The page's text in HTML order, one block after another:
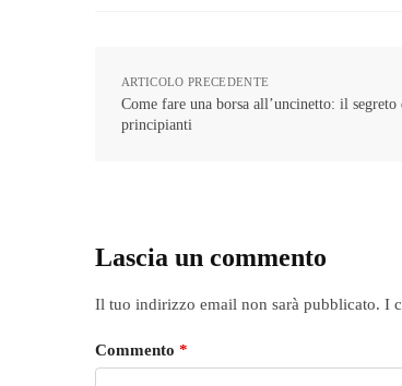
ARTICOLO PRECEDENTE
Come fare una borsa all’uncinetto: il segreto
principianti
Lascia un commento
Il tuo indirizzo email non sarà pubblicato. I
Commento *